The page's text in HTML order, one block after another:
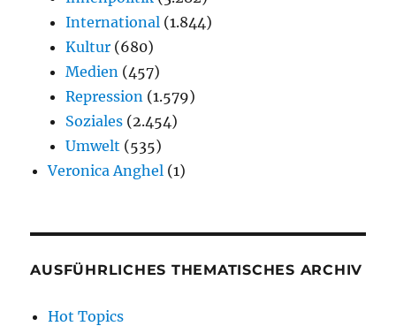
International (1.844)
Kultur (680)
Medien (457)
Repression (1.579)
Soziales (2.454)
Umwelt (535)
Veronica Anghel (1)
AUSFÜHRLICHES THEMATISCHES ARCHIV
Hot Topics